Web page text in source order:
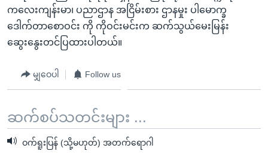
ကလေးကျန်းမာ၊ ပညာဌာန အငြိမ်းစား ဌာနမှုး ပါမောက္ခ
ဒေါက်တာစောဝင်း ကို ကိုဝင်းမင်းက ဆက်သွယ်မေးမြန်း
ဆွေးနွေးတင်ပြထားပါတယ်။
မျှဝေပါ Follow us
ဆက်စပ်သတင်းများ ...
ဝက်ရူးပြန် (သို့မဟုတ်) အတက်ရောဂါ